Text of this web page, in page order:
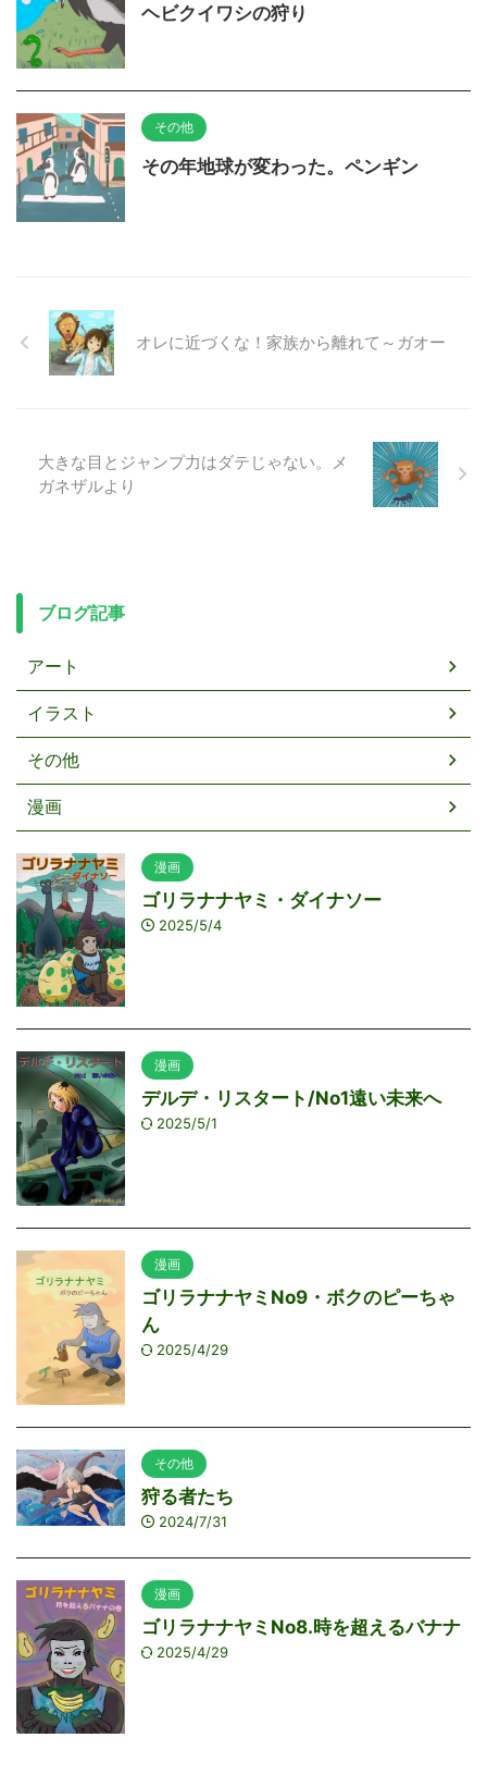
ヘビクイワシの狩り
その他
その年地球が変わった。ペンギン
オレに近づくな！家族から離れて～ガオー
大きな目とジャンプ力はダテじゃない。メ
ガネザルより
ブログ記事
アート
イラスト
その他
漫画
漫画
ゴリラナナヤミ・ダイナソー
2025/5/4
漫画
デルデ・リスタート/No1遠い未来へ
2025/5/1
漫画
ゴリラナナヤミNo9・ボクのピーちゃ
ん
2025/4/29
その他
狩る者たち
2024/7/31
漫画
ゴリラナナヤミNo8.時を超えるバナナ
2025/4/29